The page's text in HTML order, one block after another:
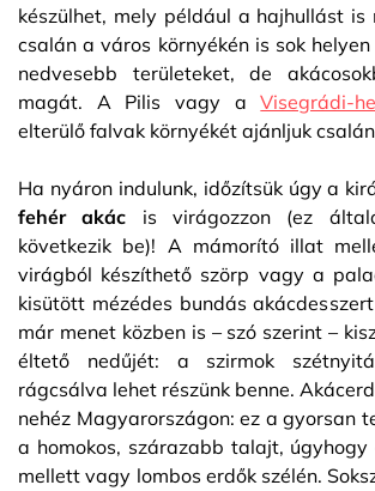
készülhet, mely például a hajhullást
csalán a város környékén is sok
nedvesebb területeket, de
magát. A Pilis vagy aVisegrádi-
elterülő falvak környékét ajánljuk
Ha nyáron indulunk, időzítsük úgy a
fehér akác is virágozzon (ez
következik be)! A mámorító illat
virágból készíthető szörp vagy a
kisütött mézédes bundás
már menet közben is – szó szerint –
éltető nedűjét: a szirmok
rágcsálva lehet részünk benne.
nehéz Magyarországon: ez a gyorsan
a homokos, szárazabb talajt,
mellett vagy lombos erdők szélén.